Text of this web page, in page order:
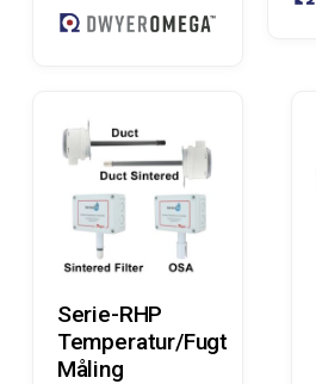
Serie-RHP
Temperatur/Fugt
Måling